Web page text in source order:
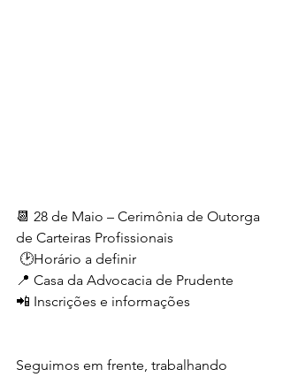
📆 28 de Maio – Cerimônia de Outorga
de Carteiras Profissionais
🕑Horário a definir
📍 Casa da Advocacia de Prudente
📲 Inscrições e informações
Seguimos em frente, trabalhando